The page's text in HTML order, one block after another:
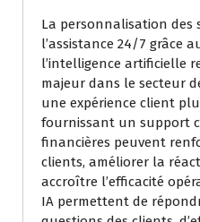
La personnalisation des
l’assistance 24/7 grâce
l’intelligence artificielle
majeur dans le secteur
une expérience client
fournissant un support
financières peuvent
clients, améliorer la
accroître l’efficacité
IA permettent de